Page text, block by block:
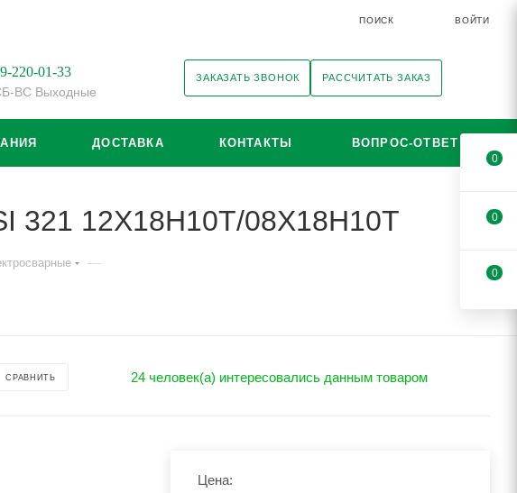
ПОИСК ВОЙТИ
220-01-33
ВС Выходные
ЗАКАЗАТЬ ЗВОНОК РАССЧИТАТЬ ЗАКАЗ
ДОСТАВКА КОНТАКТЫ ВОПРОС-ОТВЕТ
321 12Х18Н10Т/08Х18Н10Т
—
СРАВНИТЬ 24 человек(а) интересовались данным товаром
Цена:
0
0
0